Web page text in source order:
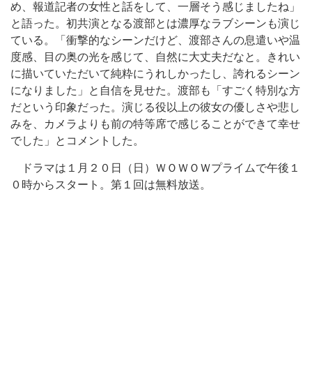
め、報道記者の女性と話をして、一層そう感じましたね」
と語った。初共演となる渡部とは濃厚なラブシーンも演じ
ている。「衝撃的なシーンだけど、渡部さんの息遣いや温
度感、目の奥の光を感じて、自然に大丈夫だなと。きれい
に描いていただいて純粋にうれしかったし、誇れるシーン
になりました」と自信を見せた。渡部も「すごく特別な方
だという印象だった。演じる役以上の彼女の優しさや悲し
みを、カメラよりも前の特等席で感じることができて幸せ
でした」とコメントした。
ドラマは１月２０日（日）ＷＯＷＯＷプライムで午後１
０時からスタート。第１回は無料放送。